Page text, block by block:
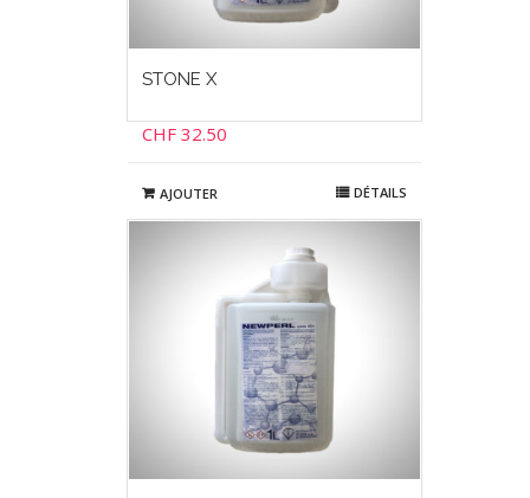
STONE X
CHF32.50
AJOUTER DÉTAILS